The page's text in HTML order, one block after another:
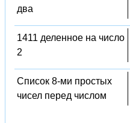
два
1411 деленное на число
2
Список 8-ми простых
чисел перед числом